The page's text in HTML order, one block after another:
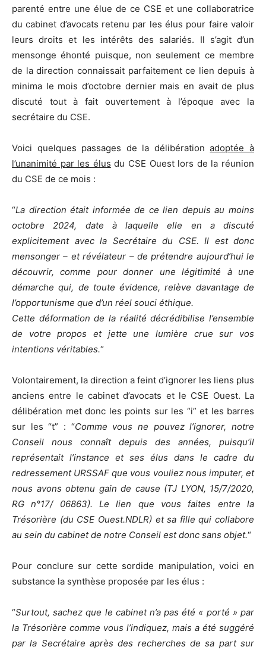
parenté entre une élue de ce CSE et une collaboratrice
du cabinet d’avocats retenu par les élus pour faire valoir
leurs droits et les intérêts des salariés. Il s’agit d’un
mensonge éhonté puisque, non seulement ce membre
de la direction connaissait parfaitement ce lien depuis à
minima le mois d’octobre dernier mais en avait de plus
discuté tout à fait ouvertement à l’époque avec la
secrétaire du CSE.
Voici quelques passages de la délibérationadoptée à
l’unanimité par les élus du CSE Ouest lors de la réunion
du CSE de ce mois :
“La direction était informée de ce lien depuis au moins
octobre 2024, date à laquelle elle en a discuté
explicitement avec la Secrétaire du CSE. Il est donc
mensonger – et révélateur – de prétendre aujourd’hui le
découvrir, comme pour donner une légitimité à une
démarche qui, de toute évidence, relève davantage de
l’opportunisme que d’un réel souci éthique.
Cette déformation de la réalité décrédibilise l’ensemble
de votre propos et jette une lumière crue sur vos
intentions véritables.“
Volontairement, la direction a feint d’ignorer les liens plus
anciens entre le cabinet d’avocats et le CSE Ouest. La
délibération met donc les points sur les “i” et les barres
sur les “t” : “Comme vous ne pouvez l’ignorer, notre
Conseil nous connaît depuis des années, puisqu’il
représentait l’instance et ses élus dans le cadre du
redressement URSSAF que vous vouliez nous imputer, et
nous avons obtenu gain de cause (TJ LYON, 15/7/2020,
RG n°17/ 06863). Le lien que vous faites entre la
Trésorière (du CSE Ouest.NDLR) et sa fille qui collabore
au sein du cabinet de notre Conseil est donc sans objet.“
Pour conclure sur cette sordide manipulation, voici en
substance la synthèse proposée par les élus :
“Surtout, sachez que le cabinet n’a pas été « porté » par
la Trésorière comme vous l’indiquez, mais a été suggéré
par la Secrétaire après des recherches de sa part sur